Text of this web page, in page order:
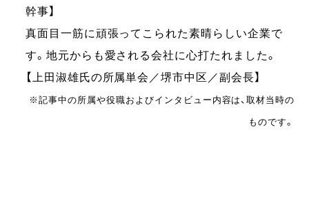
幹事】
真面目一筋に頑張ってこられた素晴らしい企業で
す。地元からも愛される会社に心打たれました。
【上田淑雄氏の所属単会／堺市中区／副会長】
※記事中の所属や役職およびインタビュー内容は、取材当時の
ものです。